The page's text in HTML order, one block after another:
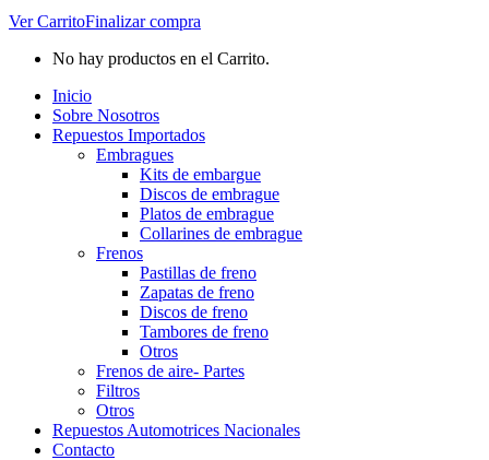
Ver CarritoFinalizar compra
No hay productos en el Carrito.
Inicio
Sobre Nosotros
Repuestos Importados
Embragues
Kits de embargue
Discos de embrague
Platos de embrague
Collarines de embrague
Frenos
Pastillas de freno
Zapatas de freno
Discos de freno
Tambores de freno
Otros
Frenos de aire- Partes
Filtros
Otros
Repuestos Automotrices Nacionales
Contacto